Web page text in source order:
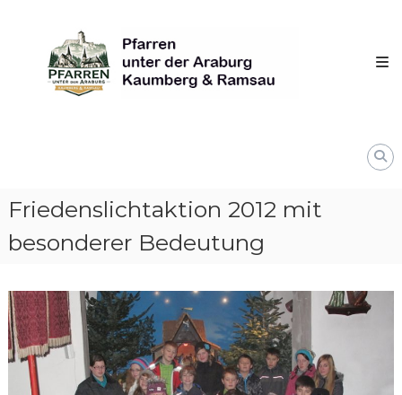
content
unter
derAraburg
Kaumberg
Friedenslichtaktion 2012 mit
besonderer Bedeutung